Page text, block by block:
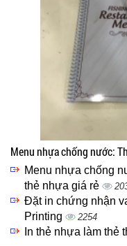
Menu nhựa chống nước:
Menu nhựa chống
thẻ nhựa giá rẻ
Đặt in chứng nhận
Printing
2254
In thẻ nhựa làm thẻ